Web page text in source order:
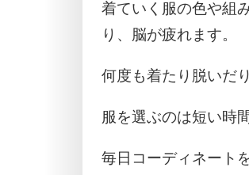
着ていく服の色や組
り、脳が疲れます。
何度も着たり脱いだ
服を選ぶのは短い時
毎日コーディネート